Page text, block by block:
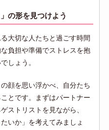
の形を見つけよう
大切な人たちと過ごす時間
負担や準備でストレスを抱
しょう。
顔を思い浮かべ、自分たち
とです。まずはパートナー
ストリストを見ながら、
いか」を考えてみましょ